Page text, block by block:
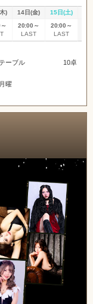
) 14日(金) 15日(土)
20:00～
LAST
20:00～
LAST
ーブル 10卓
月曜